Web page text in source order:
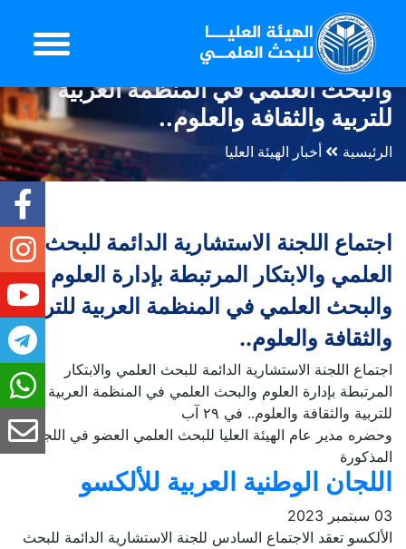
اجتماع اللجنة الاستشارية الدائمة للبحث
العلمي والابتكار المرتبطة بإدارة العلوم
والبحث العلمي في المنظمة العربية
للتربية والثقافة والعلوم..
الرئيسية أخبار الهيئة العليا
اجتماع اللجنة الاستشارية الدائمة للبحث
العلمي والابتكار المرتبطة بإدارة العلوم
والبحث العلمي في المنظمة العربية للتربية
والثقافة والعلوم..
اجتماع اللجنة الاستشارية الدائمة للبحث العلمي والابتكار
المرتبطة بإدارة العلوم والبحث العلمي في المنظمة العربية
للتربية والثقافة والعلوم.. في ٢٩ آب
وحضره مدير عام الهيئة العليا للبحث العلمي العضو في اللجنة
المذكورة
اللجان الوطنية العربية للألكسو
03 سبتمبر 2023
الألكسو تعقد الاجتماع السادس للجنة الاستشارية الدائمة للبحث